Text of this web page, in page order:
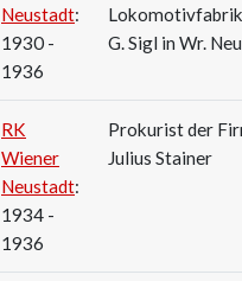
Neustadt:
1930 -
1936
G. Sigl in Wr.
RK
Wiener
Neustadt:
1934 -
1936
Prokurist der
Julius Stainer